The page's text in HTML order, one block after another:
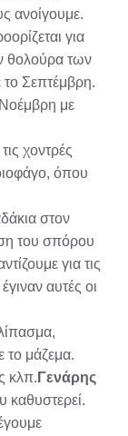
ανοίγουμε.
για
θολούρα των
Σεπτέμβρη.
με
χοντρές
όπου
στον
του σπόρου
για τις
αυτές οι
το μάζεμα.
κλπ. Γενάρης
καθυστερεί.